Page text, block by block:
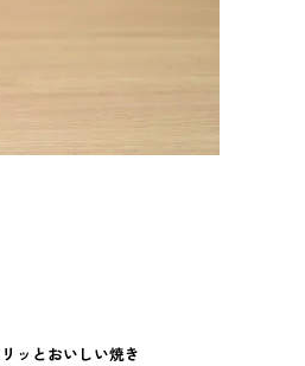
ッとおいしい焼き